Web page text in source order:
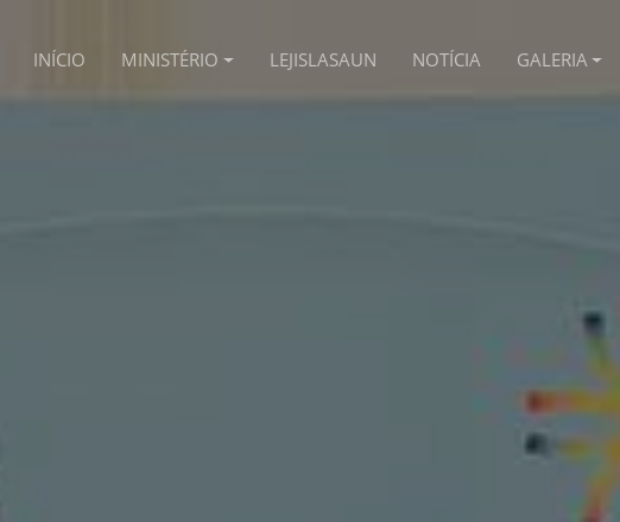
INÍCIO MINISTÉRIO LEJISLASAUN NOTÍCIA GALERIA